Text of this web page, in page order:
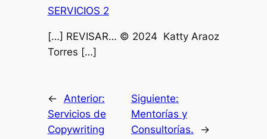
SERVICIOS 2
[…] REVISAR… © 2024 Katty Araoz
Torres […]
← Anterior:
Servicios de
Copywriting
Siguiente:
Mentorías y
Consultorías.
→